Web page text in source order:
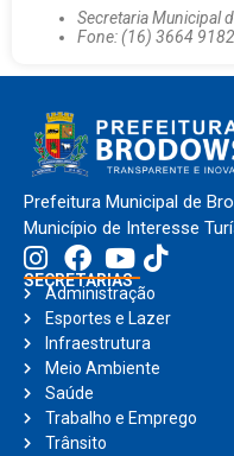
Secretaria Municipal
Fone: (16) 3664
Prefeitura Municipal de
Município de Interesse
SECRETARIAS
Administração
Esportes e Lazer
Infraestrutura
Meio Ambiente
Saúde
Trabalho e Emprego
Trânsito